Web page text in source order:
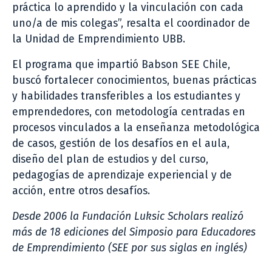
práctica lo aprendido y la vinculación con cada
uno/a de mis colegas”, resalta el coordinador de
la Unidad de Emprendimiento UBB.
El programa que impartió Babson SEE Chile,
buscó fortalecer conocimientos, buenas prácticas
y habilidades transferibles a los estudiantes y
emprendedores, con metodología centradas en
procesos vinculados a la enseñanza metodológica
de casos, gestión de los desafíos en el aula,
diseño del plan de estudios y del curso,
pedagogías de aprendizaje experiencial y de
acción, entre otros desafíos.
Desde 2006 la Fundación Luksic Scholars realizó
más de 18 ediciones del Simposio para Educadores
de Emprendimiento (SEE por sus siglas en inglés)